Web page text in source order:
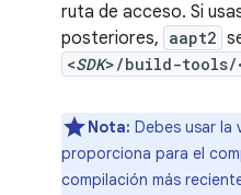
ruta de acceso. Si
posteriores, aapt2
<SDK>/build-tools/
Nota: Debes usar la
proporciona para el
compilación más